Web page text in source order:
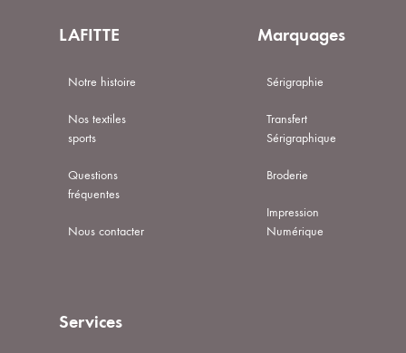
LAFITTE
Notre histoire
Nos textiles
sports
Questions
fréquentes
Nous contacter
Marquages
Sérigraphie
Transfert
Sérigraphique
Broderie
Impression
Numérique
Services